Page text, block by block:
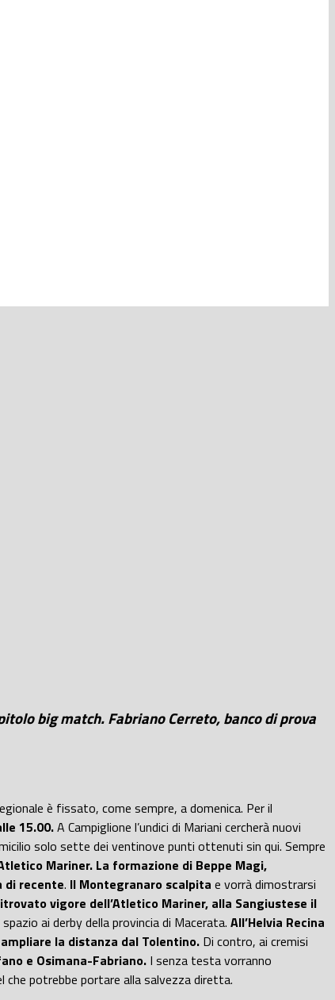
big match. Fabriano Cerreto, banco di prova
è fissato, come sempre, a domenica. Per il
15.00.A Campiglione l’undici di Mariani cercherà nuovi
solo sette dei ventinove punti ottenuti sin qui. Sempre
Mariner. La formazione di Beppe Magi,
di recente. Il Montegranaro scalpita e vorrà dimostrarsi
vigore dell’Atletico Mariner, alla Sangiustese il
ai derby della provincia di Macerata. All’Helvia Recina
la distanza dal Tolentino. Di contro, ai cremisi
e Osimana-Fabriano. I senza testa vorranno
potrebbe portare alla salvezza diretta.